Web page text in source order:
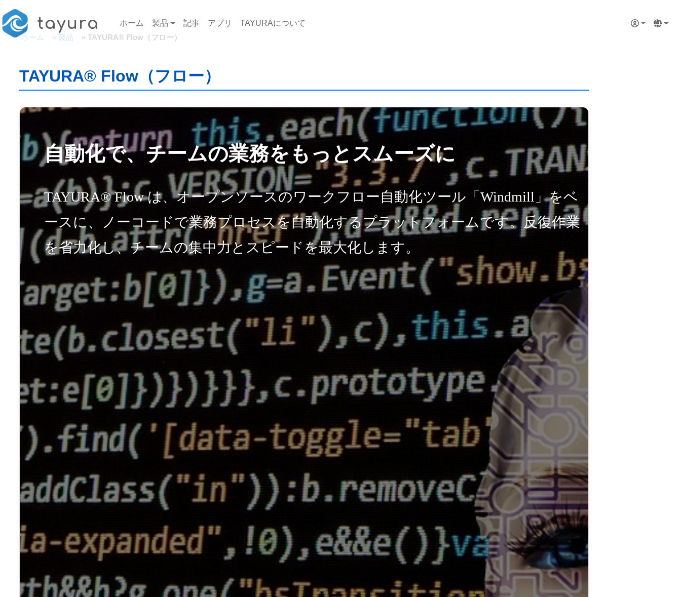
tayura ホーム 製品 記事 アプリ TAYURAについて
User account
Login icon
ホーム
製品 TAYURA® Flow（フロー）
TAYURA® Flow（フロー）
自動化で、チームの業務をもっとスムーズに
TAYURA® Flow は、オープンソースのワークフロー自動化ツール「Windmill」をベ
ースに、ノーコードで業務プロセスを自動化するプラットフォームです。反復作業
を省力化し、チームの集中力とスピードを最大化します。